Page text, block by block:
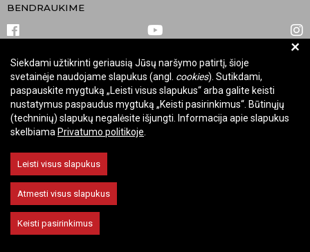
BENDRAUKIME
© 2026 Valstybinė kultūros paveldo komisija. Visos teisės saugomos.
Keisti slapukų nustatymus
+
Siekdami užtikrinti geriausią Jūsų naršymo patirtį, šioje
svetainėje naudojame slapukus (angl. cookies). Sutikdami,
paspauskite mygtuką „Leisti visus slapukus“ arba galite keisti
nustatymus paspaudus mygtuką „Keisti pasirinkimus“. Būtinųjų
(techninių) slapukų negalėsite išjungti. Informacija apie slapukus
skelbiama Privatumo politikoje
Leisti visus slapukus
Atmesti visus slapukus
Keisti pasirinkimus